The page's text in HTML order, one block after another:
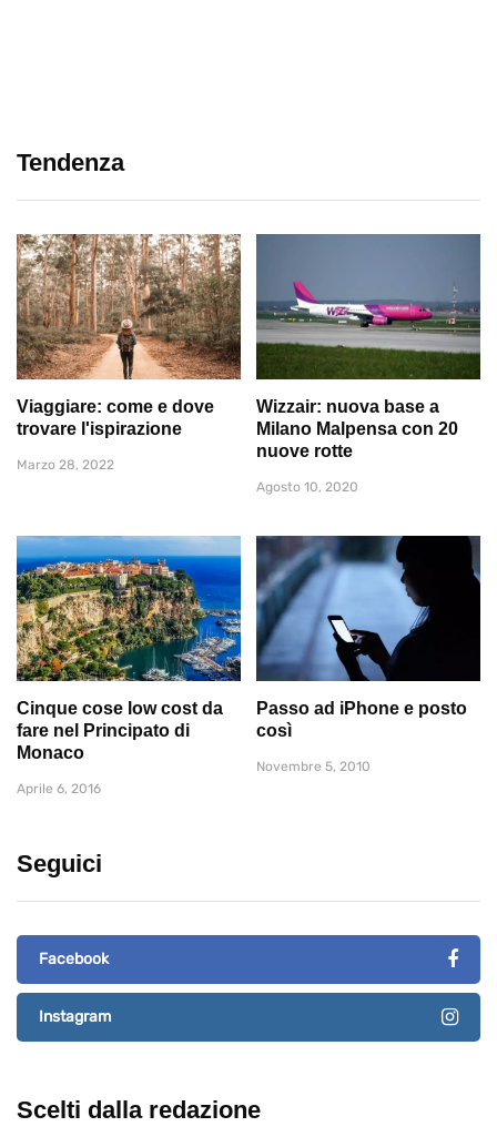
Tendenza
Viaggiare: come e dove
trovare l'ispirazione
Marzo 28, 2022
Wizzair: nuova base a
Milano Malpensa con 20
nuove rotte
Agosto 10, 2020
Cinque cose low cost da
fare nel Principato di
Monaco
Aprile 6, 2016
Passo ad iPhone e posto
così
Novembre 5, 2010
Seguici
Facebook
Instagram
Scelti dalla redazione